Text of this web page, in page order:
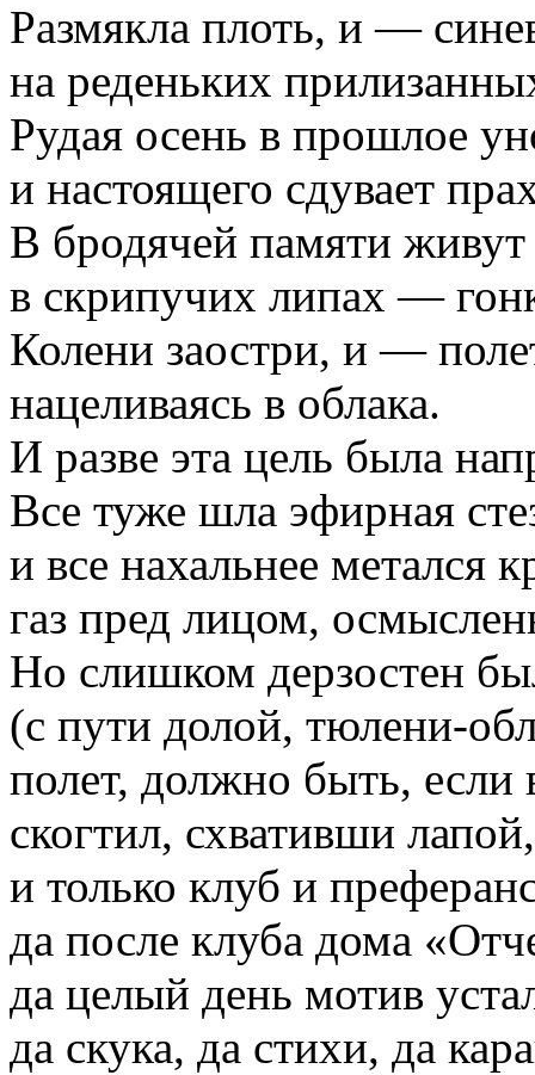
Размякла плоть, и —
на реденьких
Рудая осень в прошлое
и настоящего сдувает
В бродячей памяти
в скрипучих липах —
Колени заостри, и —
нацеливаясь в облака.
И разве эта цель была
Все туже шла эфирная
и все нахальнее метался
газ пред лицом,
Но слишком дерзостен
(с пути долой, тюлени-
полет, должно быть,
скогтил, схвативши
и только клуб и
да после клуба дома
да целый день мотив
да скука, да стихи, да